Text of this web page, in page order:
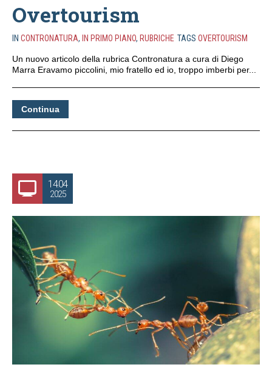
Overtourism
IN CONTRONATURA, IN PRIMO PIANO, RUBRICHE TAGS OVERTOURISM
Un nuovo articolo della rubrica Contronatura a cura di Diego
Marra Eravamo piccolini, mio fratello ed io, troppo imberbi per...
Continua
14.04
2025